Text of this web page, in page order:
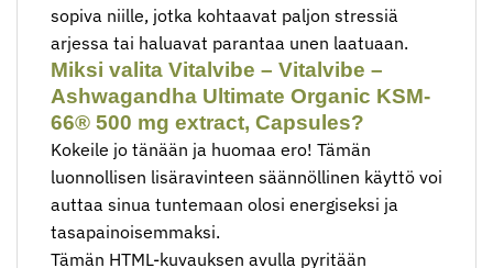
sopiva niille, jotka kohtaavat paljon stressiä
arjessa tai haluavat parantaa unen laatuaan.
Miksi valita Vitalvibe – Vitalvibe –
Ashwagandha Ultimate Organic KSM-
66® 500 mg extract, Capsules?
Kokeile jo tänään ja huomaa ero! Tämän
luonnollisen lisäravinteen säännöllinen käyttö voi
auttaa sinua tuntemaan olosi energiseksi ja
tasapainoisemmaksi.
Tämän HTML-kuvauksen avulla pyritään